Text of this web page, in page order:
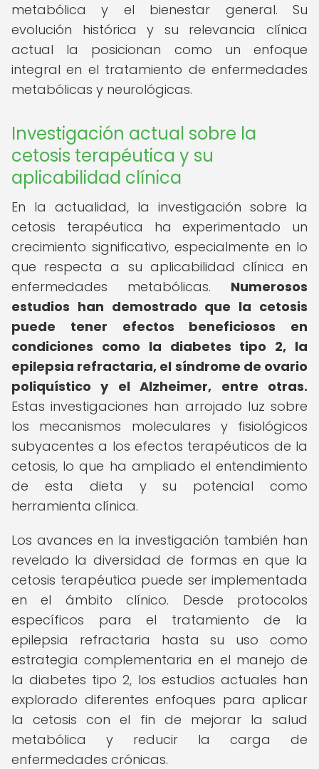
metabólica y el bienestar general. Su
evolución histórica y su relevancia clínica
actual la posicionan como un enfoque
integral en el tratamiento de enfermedades
metabólicas y neurológicas.
Investigación actual sobre la
cetosis terapéutica y su
aplicabilidad clínica
En la actualidad, la investigación sobre la
cetosis terapéutica ha experimentado un
crecimiento significativo, especialmente en lo
que respecta a su aplicabilidad clínica en
enfermedades metabólicas. Numerosos
estudios han demostrado que la cetosis
puede tener efectos beneficiosos en
condiciones como la diabetes tipo 2, la
epilepsia refractaria, el síndrome de ovario
poliquístico y el Alzheimer, entre otras.
Estas investigaciones han arrojado luz sobre
los mecanismos moleculares y fisiológicos
subyacentes a los efectos terapéuticos de la
cetosis, lo que ha ampliado el entendimiento
de esta dieta y su potencial como
herramienta clínica.
Los avances en la investigación también han
revelado la diversidad de formas en que la
cetosis terapéutica puede ser implementada
en el ámbito clínico. Desde protocolos
específicos para el tratamiento de la
epilepsia refractaria hasta su uso como
estrategia complementaria en el manejo de
la diabetes tipo 2, los estudios actuales han
explorado diferentes enfoques para aplicar
la cetosis con el fin de mejorar la salud
metabólica y reducir la carga de
enfermedades crónicas.